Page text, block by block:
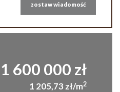
zostaw wiadomość
1 600 000 zł
1 205,73 zł/m2